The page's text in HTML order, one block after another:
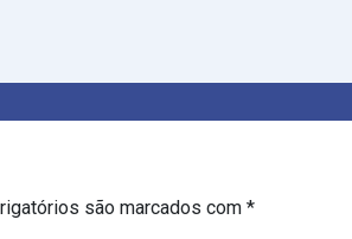
são marcados com *